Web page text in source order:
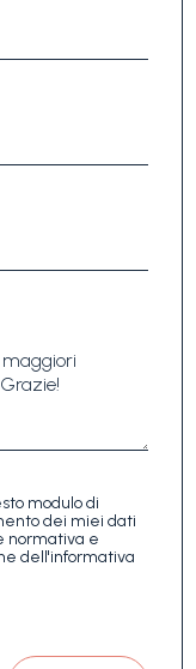
modulo di
dei miei dati
normativa e
dell'informativa